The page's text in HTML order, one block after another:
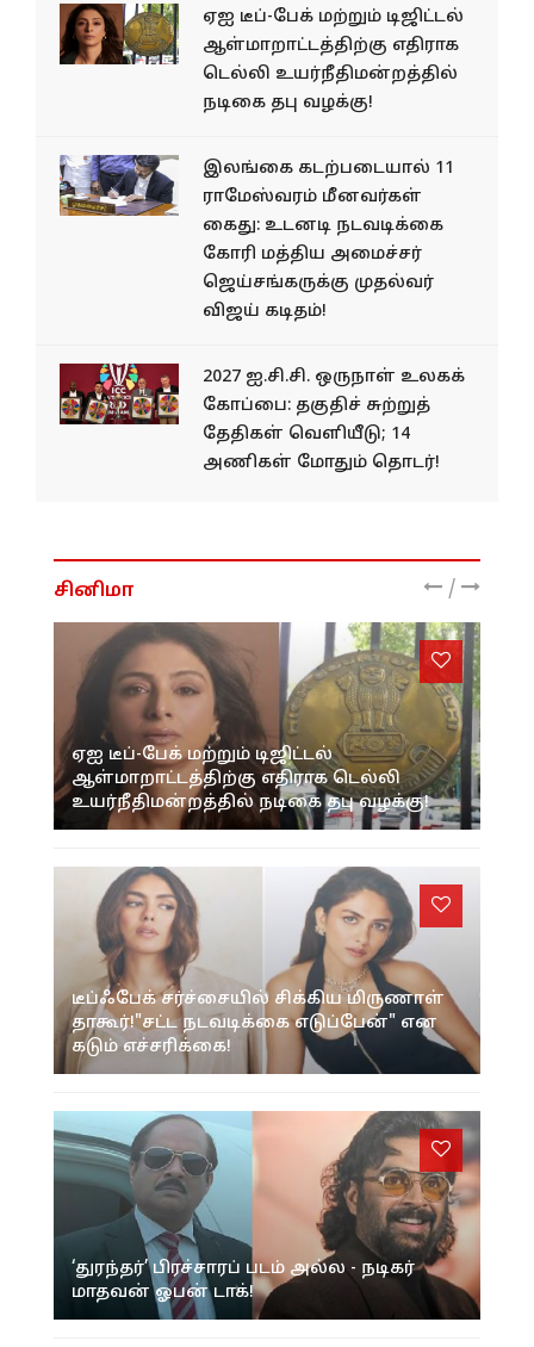
ஏஐ டீப்-பேக் மற்றும் டிஜிட்டல்
ஆள்மாறாட்டத்திற்கு எதிராக
டெல்லி உயர்நீதிமன்றத்தில்
நடிகை தபு வழக்கு!
இலங்கை கடற்படையால் 11
ராமேஸ்வரம் மீனவர்கள்
கைது: உடனடி நடவடிக்கை
கோரி மத்திய அமைச்சர்
ஜெய்சங்கருக்கு முதல்வர்
விஜய் கடிதம்!
2027 ஐ.சி.சி. ஒருநாள் உலகக்
கோப்பை: தகுதிச் சுற்றுத்
தேதிகள் வெளியீடு; 14
அணிகள் மோதும் தொடர்!
சினிமா /
ஏஐ டீப்-பேக் மற்றும் டிஜிட்டல்
ஆள்மாறாட்டத்திற்கு எதிராக டெல்லி
உயர்நீதிமன்றத்தில் நடிகை தபு வழக்கு!
டீப்ஃபேக் சர்ச்சையில் சிக்கிய மிருணாள்
தாகூர்!"சட்ட நடவடிக்கை எடுப்பேன்" என
கடும் எச்சரிக்கை!
‘துரந்தர்’ பிரச்சாரப் படம் அல்ல - நடிகர்
மாதவன் ஓபன் டாக்!